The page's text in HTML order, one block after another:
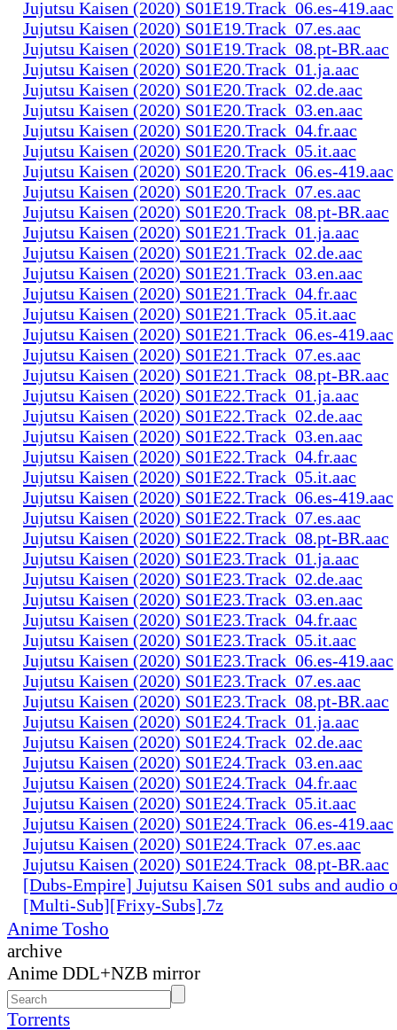
Jujutsu Kaisen (2020) S01E19.Track_06.es-419.aac
Jujutsu Kaisen (2020) S01E19.Track_07.es.aac
Jujutsu Kaisen (2020) S01E19.Track_08.pt-BR.aac
Jujutsu Kaisen (2020) S01E20.Track_01.ja.aac
Jujutsu Kaisen (2020) S01E20.Track_02.de.aac
Jujutsu Kaisen (2020) S01E20.Track_03.en.aac
Jujutsu Kaisen (2020) S01E20.Track_04.fr.aac
Jujutsu Kaisen (2020) S01E20.Track_05.it.aac
Jujutsu Kaisen (2020) S01E20.Track_06.es-419.aac
Jujutsu Kaisen (2020) S01E20.Track_07.es.aac
Jujutsu Kaisen (2020) S01E20.Track_08.pt-BR.aac
Jujutsu Kaisen (2020) S01E21.Track_01.ja.aac
Jujutsu Kaisen (2020) S01E21.Track_02.de.aac
Jujutsu Kaisen (2020) S01E21.Track_03.en.aac
Jujutsu Kaisen (2020) S01E21.Track_04.fr.aac
Jujutsu Kaisen (2020) S01E21.Track_05.it.aac
Jujutsu Kaisen (2020) S01E21.Track_06.es-419.aac
Jujutsu Kaisen (2020) S01E21.Track_07.es.aac
Jujutsu Kaisen (2020) S01E21.Track_08.pt-BR.aac
Jujutsu Kaisen (2020) S01E22.Track_01.ja.aac
Jujutsu Kaisen (2020) S01E22.Track_02.de.aac
Jujutsu Kaisen (2020) S01E22.Track_03.en.aac
Jujutsu Kaisen (2020) S01E22.Track_04.fr.aac
Jujutsu Kaisen (2020) S01E22.Track_05.it.aac
Jujutsu Kaisen (2020) S01E22.Track_06.es-419.aac
Jujutsu Kaisen (2020) S01E22.Track_07.es.aac
Jujutsu Kaisen (2020) S01E22.Track_08.pt-BR.aac
Jujutsu Kaisen (2020) S01E23.Track_01.ja.aac
Jujutsu Kaisen (2020) S01E23.Track_02.de.aac
Jujutsu Kaisen (2020) S01E23.Track_03.en.aac
Jujutsu Kaisen (2020) S01E23.Track_04.fr.aac
Jujutsu Kaisen (2020) S01E23.Track_05.it.aac
Jujutsu Kaisen (2020) S01E23.Track_06.es-419.aac
Jujutsu Kaisen (2020) S01E23.Track_07.es.aac
Jujutsu Kaisen (2020) S01E23.Track_08.pt-BR.aac
Jujutsu Kaisen (2020) S01E24.Track_01.ja.aac
Jujutsu Kaisen (2020) S01E24.Track_02.de.aac
Jujutsu Kaisen (2020) S01E24.Track_03.en.aac
Jujutsu Kaisen (2020) S01E24.Track_04.fr.aac
Jujutsu Kaisen (2020) S01E24.Track_05.it.aac
Jujutsu Kaisen (2020) S01E24.Track_06.es-419.aac
Jujutsu Kaisen (2020) S01E24.Track_07.es.aac
Jujutsu Kaisen (2020) S01E24.Track_08.pt-BR.aac
[Dubs-Empire] Jujutsu Kaisen S01 subs and
[Multi-Sub][Frixy-Subs].7z
Anime Tosho
archive
Anime DDL+NZB mirror
Torrents